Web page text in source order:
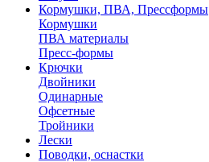
Кормушки, ПВА, Прессформы
Кормушки
ПВА материалы
Пресс-формы
Крючки
Двойники
Одинарные
Офсетные
Тройники
Лески
Поводки, оснастки